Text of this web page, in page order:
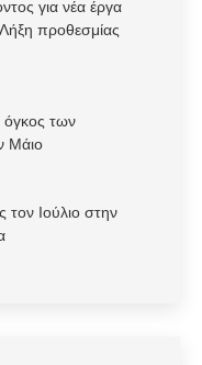
για νέα έργα
προθεσμίας
των
Μάιο
Ιούλιο στην